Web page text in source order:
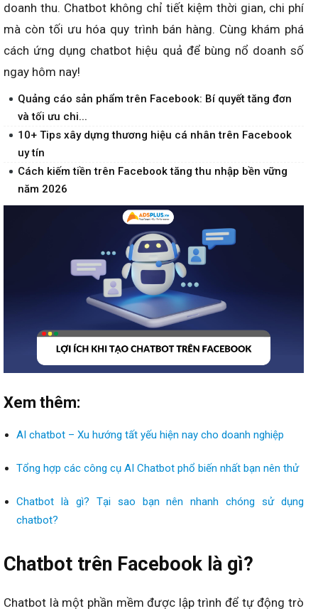
doanh thu. Chatbot không chỉ tiết kiệm thời gian, chi phí
mà còn tối ưu hóa quy trình bán hàng. Cùng khám phá
cách ứng dụng chatbot hiệu quả để bùng nổ doanh số
ngay hôm nay!
Quảng cáo sản phẩm trên Facebook: Bí quyết tăng đơn
và tối ưu chi...
10+ Tips xây dựng thương hiệu cá nhân trên Facebook
uy tín
Cách kiếm tiền trên Facebook tăng thu nhập bền vững
năm 2026
Xem thêm:
AI chatbot – Xu hướng tất yếu hiện nay cho doanh nghiệp
Tổng hợp các công cụ AI Chatbot phổ biến nhất bạn nên thử
Chatbot là gì? Tại sao bạn nên nhanh chóng sử dụng
chatbot?
Chatbot trên Facebook là gì?
Chatbot là một phần mềm được lập trình để tự động trò